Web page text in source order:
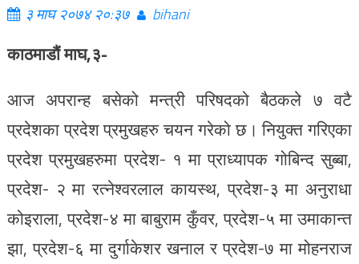
३ माघ २०७४ २०:३७ bihani
काठमाडौं माघ,३-
आज अपरान्ह बसेको मन्त्री परिषदको बैठकले ७ वटै
प्रदेशका प्रदेश प्रमुखहरु चयन गरेको छ। नियुक्त गरिएका
प्रदेश प्रमुखहरुमा प्रदेश- १ मा प्राध्यापक गोबिन्द सुब्बा,
प्रदेश- २ मा रत्नेश्वरलाल कायस्थ, प्रदेश-३ मा अनुराधा
कोइराला, प्रदेश-४ मा बाबुराम कुँवर, प्रदेश-५ मा उमाकान्त
झा, प्रदेश-६ मा दुर्गाकेशर खनाल र प्रदेश-७ मा मोहनराज